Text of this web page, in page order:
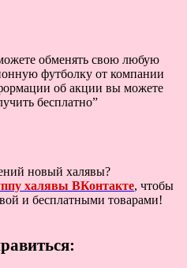
обменять свою любую
футболку от компании
об акции вы можете
бесплатно”
новый халявы?
халявы ВКонтакте, чтобы
и бесплатными товарами!